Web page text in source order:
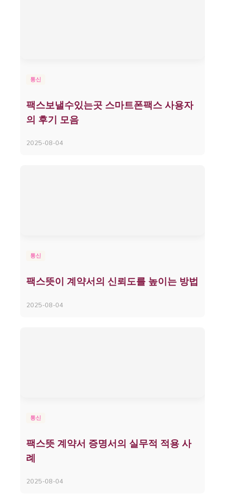
통신
팩스보낼수있는곳 스마트폰팩스 사용자
의 후기 모음
2025-08-04
통신
팩스뜻이 계약서의 신뢰도를 높이는 방법
2025-08-04
통신
팩스뜻 계약서 증명서의 실무적 적용 사
례
2025-08-04